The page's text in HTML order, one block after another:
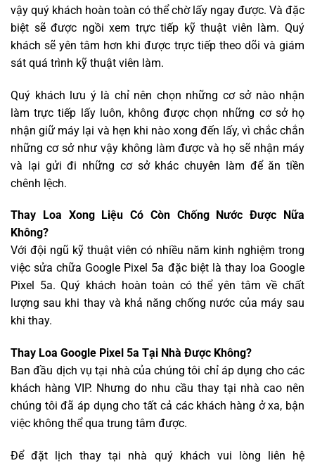
vậy quý khách hoàn toàn có thể chờ lấy ngay được. Và đặc
biệt sẽ được ngồi xem trực tiếp kỹ thuật viên làm. Quý
khách sẽ yên tâm hơn khi được trực tiếp theo dõi và giám
sát quá trình kỹ thuật viên làm.
Quý khách lưu ý là chỉ nên chọn những cơ sở nào nhận
làm trực tiếp lấy luôn, không được chọn những cơ sở họ
nhận giữ máy lại và hẹn khi nào xong đến lấy, vì chắc chắn
những cơ sở như vậy không làm được và họ sẽ nhận máy
và lại gửi đi những cơ sở khác chuyên làm để ăn tiền
chênh lệch.
Thay Loa Xong Liệu Có Còn Chống Nước Được Nữa
Không?
Với đội ngũ kỹ thuật viên có nhiều năm kinh nghiệm trong
việc sửa chữa Google Pixel 5a đặc biệt là thay loa Google
Pixel 5a. Quý khách hoàn toàn có thể yên tâm về chất
lượng sau khi thay và khả năng chống nước của máy sau
khi thay.
Thay Loa Google Pixel 5a Tại Nhà Được Không?
Ban đầu dịch vụ tại nhà của chúng tôi chỉ áp dụng cho các
khách hàng VIP. Nhưng do nhu cầu thay tại nhà cao nên
chúng tôi đã áp dụng cho tất cả các khách hàng ở xa, bận
việc không thể qua trung tâm được.
Để đặt lịch thay tại nhà quý khách vui lòng liên hệ